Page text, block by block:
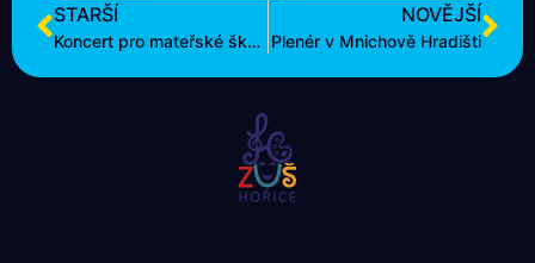
STARŠÍ
Koncert pro mateřské školy
NOVĚJŠÍ
Plenér v Mnichově Hradišti